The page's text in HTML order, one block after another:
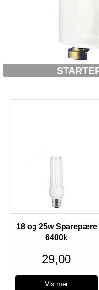
18 og 25w Sparepære
6400k
29,00
Vis mer